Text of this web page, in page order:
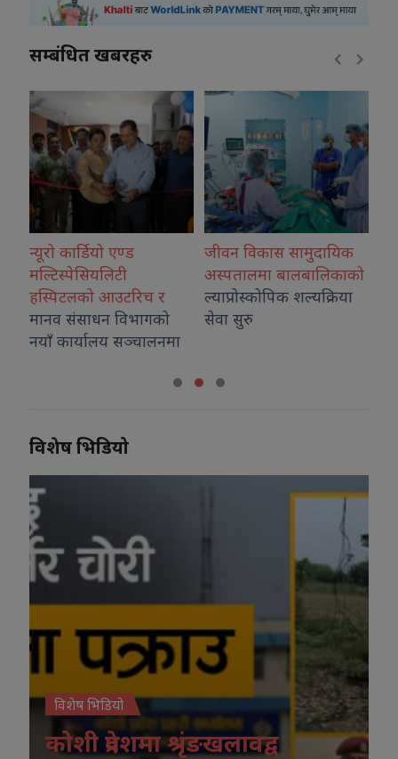
सम्बंधित खबरहरु
र
जीवन विकास सामुदायिक
अस्पतालमा बालबालिकाको
ल्याप्रोस्कोपिक शल्यक्रिया
सेवा सुरु
कोशीका उत्कृष्ट
नगदसहित सम्मानित
विशेष भिडियो
विशेष भिडियो
कोशी प्रदेशमा श्रृंङखलावद्व